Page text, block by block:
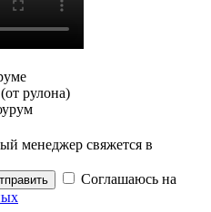
рулона)
менеджер свяжется в
Соглашаюсь на